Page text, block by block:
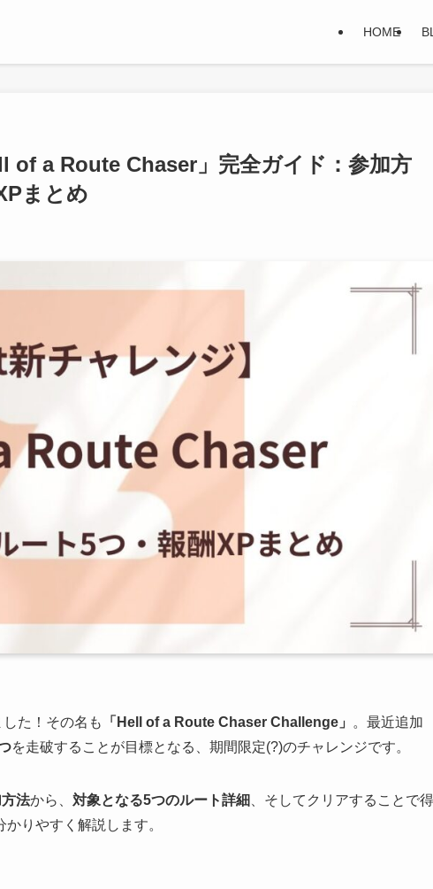
HOME
of a Route Chaser」完全ガイド：参加方
まとめ
た！その名も 「Hell of a Route Chaser Challenge」 。最近追加
を走破することが目標となる、期間限定(?)のチャレンジです。
法から、 対象となる5つのルート詳細 、そしてクリアすることで得
かりやすく解説します。